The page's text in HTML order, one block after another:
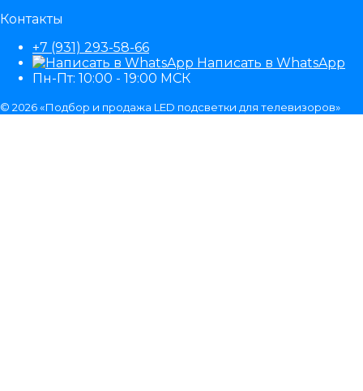
Контакты
+7 (931) 293-58-66
Написать в WhatsApp
Пн-Пт: 10:00 - 19:00 МСК
© 2026 «Подбор и продажа LED подсветки для телевизоров»